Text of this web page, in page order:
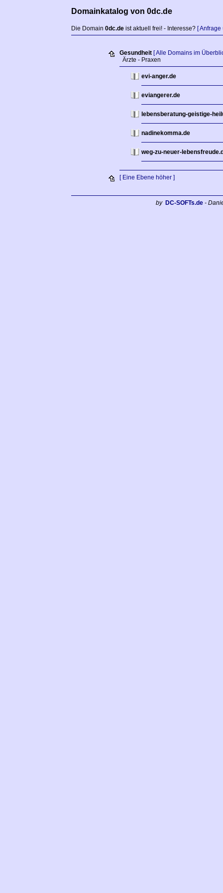
Domainkatalog von 0dc.de
Die Domain 0dc.de ist aktuell frei! - Interesse? [
Gesundheit [ Alle Domains im
Ärzte - Praxen
evi-anger.de
eviangerer.de
lebensberatung-geistige-
nadinekomma.de
weg-zu-neuer-
[ Eine Ebene höher ]
by DC-SOFTs.de -